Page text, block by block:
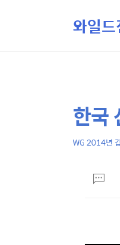
와일
상
세
컨
본
문
제
한국
WG 2014년
댓
글